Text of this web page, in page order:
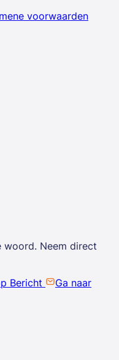
voorwaarden
woord. Neem direct
Bericht
Ga naar